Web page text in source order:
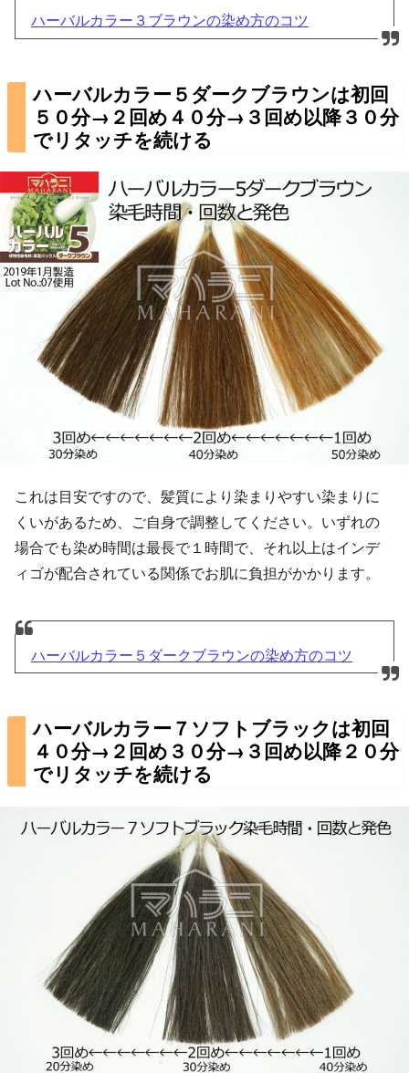
ハーバルカラー３ブラウンの染め方のコツ
ハーバルカラー５ダークブラウンは初回
５０分→２回め４０分→３回め以降３０分
でリタッチを続ける
これは目安ですので、髪質により染まりやすい染まりに
くいがあるため、ご自身で調整してください。いずれの
場合でも染め時間は最長で１時間で、それ以上はインデ
ィゴが配合されている関係でお肌に負担がかかります。
ハーバルカラー５ダークブラウンの染め方のコツ
ハーバルカラー７ソフトブラックは初回
４０分→２回め３０分→３回め以降２０分
でリタッチを続ける